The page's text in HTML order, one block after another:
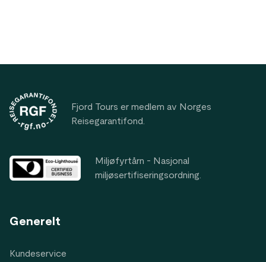
Fjord Tours er medlem av Norges
Reisegarantifond.
Miljøfyrtårn - Nasjonal
miljøsertifiseringsordning.
Generelt
Kundeservice